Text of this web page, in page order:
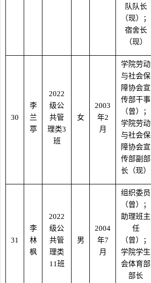
队队长
（现）；
宿舍长
（现）
30
李
兰
葶
2022
级公
共管
理类3
班
女
2003
年2
月
学院劳动
与社会保
障协会宣
传部干事
（曾）；
学院劳动
与社会保
障协会宣
传部副部
长（现）
31
李
林
枫
2022
级公
共管
理类
11班
男
2004
年7
月
组织委员
（曾）；
助理班主
任
（曾）；
学院学生
会体育部
部长